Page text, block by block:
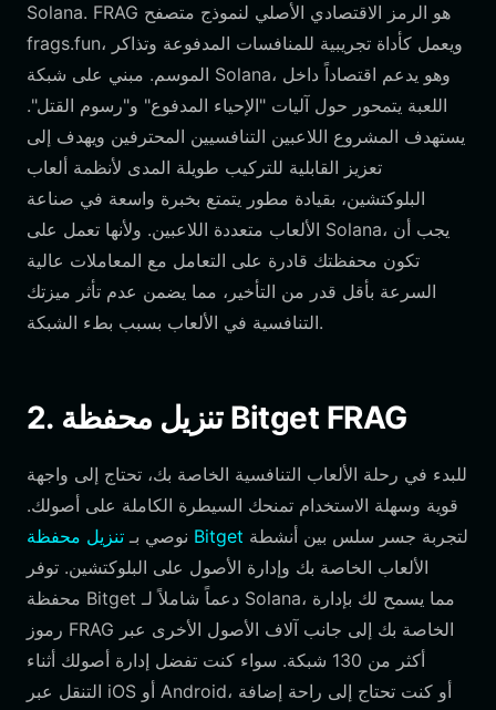
Solana. FRAG هو الرمز الاقتصادي الأصلي لنموذج متصفح
frags.fun، ويعمل كأداة تجريبية للمنافسات المدفوعة وتذاكر
الموسم. مبني على شبكة Solana، وهو يدعم اقتصاداً داخل
اللعبة يتمحور حول آليات "الإحياء المدفوع" و"رسوم القتل".
يستهدف المشروع اللاعبين التنافسيين المحترفين ويهدف إلى
تعزيز القابلية للتركيب طويلة المدى لأنظمة ألعاب
البلوكتشين، بقيادة مطور يتمتع بخبرة واسعة في صناعة
الألعاب متعددة اللاعبين. ولأنها تعمل على Solana، يجب أن
تكون محفظتك قادرة على التعامل مع المعاملات عالية
السرعة بأقل قدر من التأخير، مما يضمن عدم تأثر ميزتك
التنافسية في الألعاب بسبب بطء الشبكة.
2. تنزيل محفظة Bitget FRAG
للبدء في رحلة الألعاب التنافسية الخاصة بك، تحتاج إلى واجهة
قوية وسهلة الاستخدام تمنحك السيطرة الكاملة على أصولك.
نوصي بـ تنزيل محفظة Bitget
الألعاب الخاصة بك وإدارة الأصول على البلوكتشين. توفر
محفظة Bitget دعماً شاملاً لـ Solana، مما يسمح لك بإدارة
رموز FRAG الخاصة بك إلى جانب آلاف الأصول الأخرى عبر
أكثر من 130 شبكة. سواء كنت تفضل إدارة أصولك أثناء
التنقل عبر iOS أو Android، أو كنت تحتاج إلى راحة إضافة